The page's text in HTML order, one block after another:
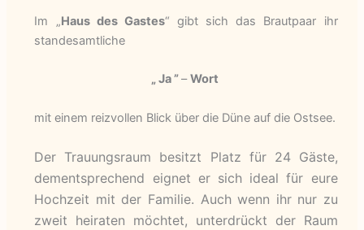
Im „Haus des Gastes“ gibt sich das Brautpaar ihr
standesamtliche
„ Ja ”–Wort
mit einem reizvollen Blick über die Düne auf die Ostsee.
Der Trauungsraum besitzt Platz für 24 Gäste,
dementsprechend eignet er sich ideal für eure
Hochzeit mit der Familie. Auch wenn ihr nur zu
zweit heiraten möchtet, unterdrückt der Raum